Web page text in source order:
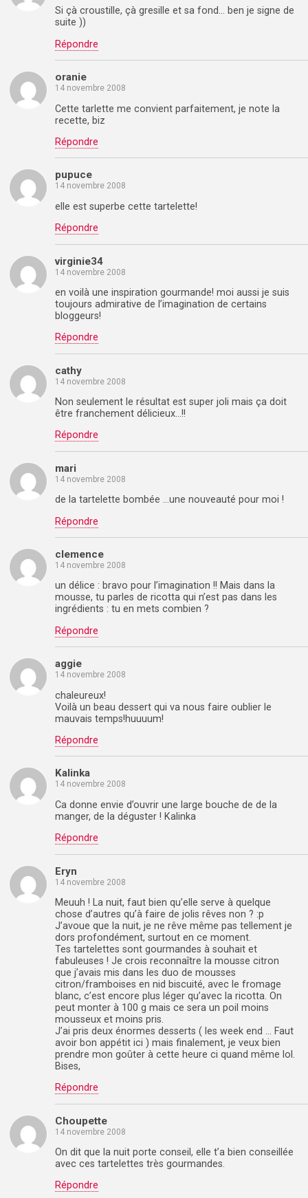
Si çà croustille, çà gresille et sa fond… ben je signe de
suite ))
Répondre
oranie
14 novembre 2008
Cette tarlette me convient parfaitement, je note la
recette, biz
Répondre
pupuce
14 novembre 2008
elle est superbe cette tartelette!
Répondre
virginie34
14 novembre 2008
en voilà une inspiration gourmande! moi aussi je suis
toujours admirative de l’imagination de certains
bloggeurs!
Répondre
cathy
14 novembre 2008
Non seulement le résultat est super joli mais ça doit
être franchement délicieux…!!
Répondre
mari
14 novembre 2008
de la tartelette bombée …une nouveauté pour moi !
Répondre
clemence
14 novembre 2008
un délice : bravo pour l’imagination !! Mais dans la
mousse, tu parles de ricotta qui n’est pas dans les
ingrédients : tu en mets combien ?
Répondre
aggie
14 novembre 2008
chaleureux!
Voilà un beau dessert qui va nous faire oublier le
mauvais temps!huuuum!
Répondre
Kalinka
14 novembre 2008
Ca donne envie d’ouvrir une large bouche de de la
manger, de la déguster ! Kalinka
Répondre
Eryn
14 novembre 2008
Meuuh ! La nuit, faut bien qu’elle serve à quelque
chose d’autres qu’à faire de jolis rêves non ? :p
J’avoue que la nuit, je ne rêve même pas tellement je
dors profondément, surtout en ce moment.
Tes tartelettes sont gourmandes à souhait et
fabuleuses ! Je crois reconnaître la mousse citron
que j’avais mis dans les duo de mousses
citron/framboises en nid biscuité, avec le fromage
blanc, c’est encore plus léger qu’avec la ricotta. On
peut monter à 100 g mais ce sera un poil moins
mousseux et moins pris.
J’ai pris deux énormes desserts ( les week end … Faut
avoir bon appétit ici ) mais finalement, je veux bien
prendre mon goûter à cette heure ci quand même lol.
Bises,
Répondre
Choupette
14 novembre 2008
On dit que la nuit porte conseil, elle t’a bien conseillée
avec ces tartelettes très gourmandes.
Répondre